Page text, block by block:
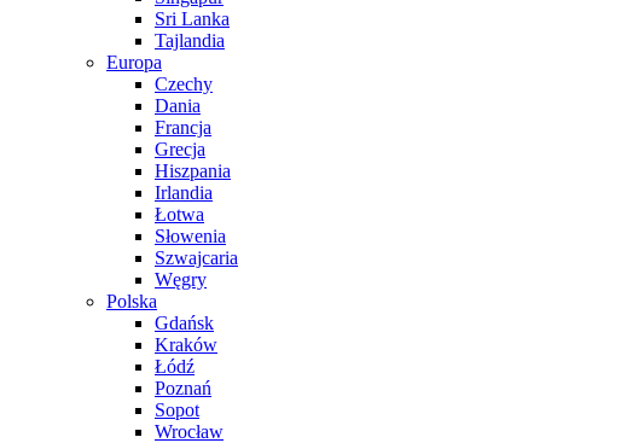
Sri Lanka
Tajlandia
Europa
Czechy
Dania
Francja
Grecja
Hiszpania
Irlandia
Łotwa
Słowenia
Szwajcaria
Węgry
Polska
Gdańsk
Kraków
Łódź
Poznań
Sopot
Wrocław